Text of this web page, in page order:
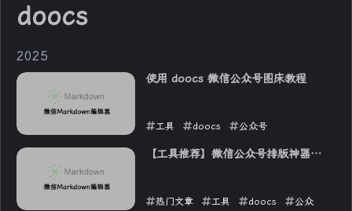
doocs
2025
使用 doocs 微信公众号图床教程
工具 doocs 公众号
2025-07-05
【工具推荐】微信公众号排版神器：
热门文章 工具 doocs 公众